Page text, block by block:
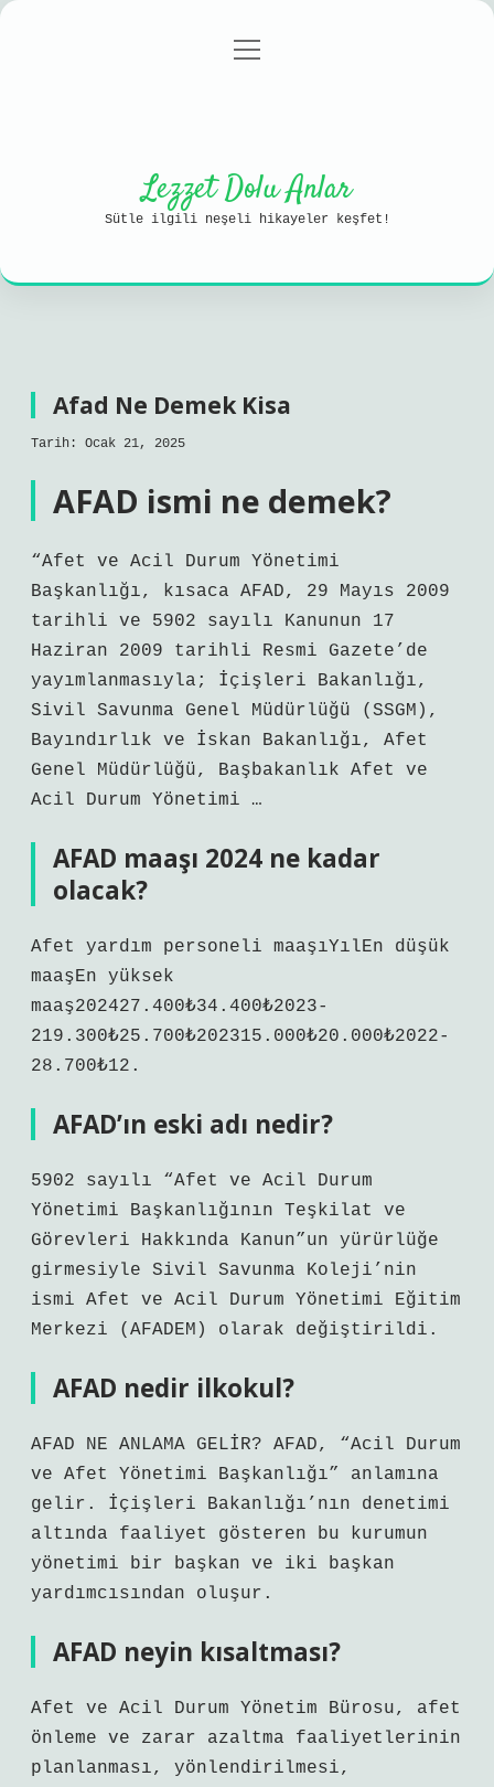
Gizlilik Politikası
menüyü
Lezzet Dolu Anlar
Sütle ilgili neşeli hikayeler keşfet!
Afad Ne Demek Kisa
Tarih: Ocak 21, 2025
AFAD ismi ne demek?
“Afet ve Acil Durum Yönetimi
Başkanlığı, kısaca AFAD, 29 Mayıs 2009
tarihli ve 5902 sayılı Kanunun 17
Haziran 2009 tarihli Resmi Gazete’de
yayımlanmasıyla; İçişleri Bakanlığı,
Sivil Savunma Genel Müdürlüğü (SSGM),
Bayındırlık ve İskan Bakanlığı, Afet
Genel Müdürlüğü, Başbakanlık Afet ve
Acil Durum Yönetimi …
AFAD maaşı 2024 ne kadar
olacak?
Afet yardım personeli maaşıYılEn düşük
maaşEn yüksek
maaş202427.400₺34.400₺2023-
219.300₺25.700₺202315.000₺20.000₺2022-
28.700₺12.
AFAD’ın eski adı nedir?
5902 sayılı “Afet ve Acil Durum
Yönetimi Başkanlığının Teşkilat ve
Görevleri Hakkında Kanun”un yürürlüğe
girmesiyle Sivil Savunma Koleji’nin
ismi Afet ve Acil Durum Yönetimi Eğitim
Merkezi (AFADEM) olarak değiştirildi.
AFAD nedir ilkokul?
AFAD NE ANLAMA GELİR? AFAD, “Acil Durum
ve Afet Yönetimi Başkanlığı” anlamına
gelir. İçişleri Bakanlığı’nın denetimi
altında faaliyet gösteren bu kurumun
yönetimi bir başkan ve iki başkan
yardımcısından oluşur.
AFAD neyin kısaltması?
Afet ve Acil Durum Yönetim Bürosu, afet
önleme ve zarar azaltma faaliyetlerinin
planlanması, yönlendirilmesi,